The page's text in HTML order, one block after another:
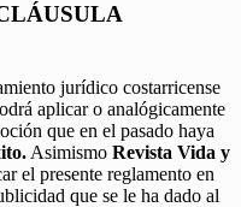
jurídico costarricense
aplicar o analógicamente
que en el pasado haya
Asimismo Revista Vida y
el presente reglamento en
que se le ha dado al